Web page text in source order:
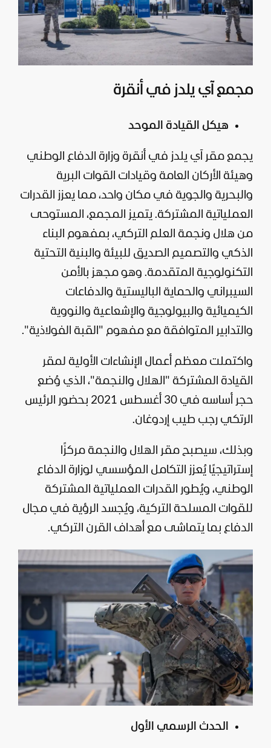
مجمع آي يلدز في أنقرة
هيكل القيادة الموحد
يجمع مقر آي يلدز في أنقرة وزارة الدفاع الوطني
وهيئة الأركان العامة وقيادات القوات البرية
والبحرية والجوية في مكان واحد، مما يعزز القدرات
العملياتية المشتركة. يتميز المجمع، المستوحى
من هلال ونجمة العلم التركي، بمفهوم البناء
الذكي والتصميم الصديق للبيئة والبنية التحتية
التكنولوجية المتقدمة. وهو مجهز بالأمن
السيبراني والحماية الباليستية والدفاعات
الكيميائية والبيولوجية والإشعاعية والنووية
والتدابير المتوافقة مع مفهوم "القبة الفولاذية".
واكتملت معظم أعمال الإنشاءات الأولية لمقر
القيادة المشتركة "الهلال والنجمة"، الذي وُضع
حجر أساسه في 30 أغسطس 2021 بحضور الرئيس
الرتكي رجب طيب إردوغان.
وبذلك، سيصبح مقر الهلال والنجمة مركزًا
إستراتيجيًا يُعزز التكامل المؤسسي لوزارة الدفاع
الوطني، ويُطور القدرات العملياتية المشتركة
للقوات المسلحة التركية، ويُجسد الرؤية في مجال
الدفاع بما يتماشى مع أهداف القرن التركي.
الحدث الرسمي الأول